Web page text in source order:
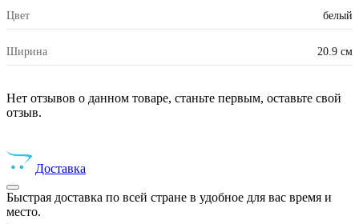
Цвет белый
Ширина 20.9 см
Нет отзывов о данном товаре, станьте первым, оставьте свой
отзыв.
Доставка
Быстрая доставка по всей стране в удобное для вас время и
место.